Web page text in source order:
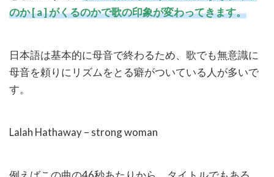
のか[ a ]がくるのかで歌の印象が変わってきます。
日本語は基本的に母音で終わるため、歌でも無意識に
母音を頼りにリズムをとる癖がついている人が多いで
す。
Lalah Hathaway – strong woman